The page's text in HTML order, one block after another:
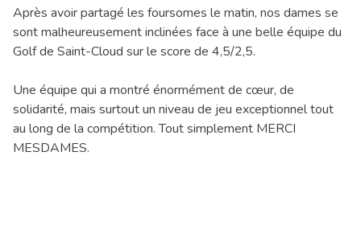
Après avoir partagé les foursomes le matin, nos dames se
sont malheureusement inclinées face à une belle équipe du
Golf de Saint-Cloud sur le score de 4,5/2,5.
Une équipe qui a montré énormément de cœur, de
solidarité, mais surtout un niveau de jeu exceptionnel tout
au long de la compétition. Tout simplement MERCI
MESDAMES.